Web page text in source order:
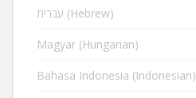
עברית (Hebrew)
Magyar (Hungarian)
Bahasa Indonesia (Indonesian)